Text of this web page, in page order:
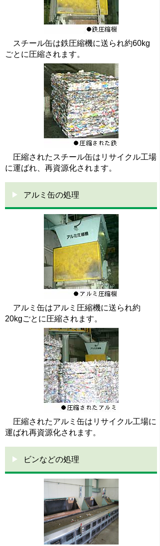
スチール缶は鉄圧縮機に送られ約60kg
ごとに圧縮されます。
圧縮されたスチール缶はリサイクル工場
に運ばれ、再資源化されます。
アルミ缶の処理
アルミ缶はアルミ圧縮機に送られ約
20kgごとに圧縮されます。
圧縮されたアルミ缶はリサイクル工場に
運ばれ再資源化されます。
ビンなどの処理